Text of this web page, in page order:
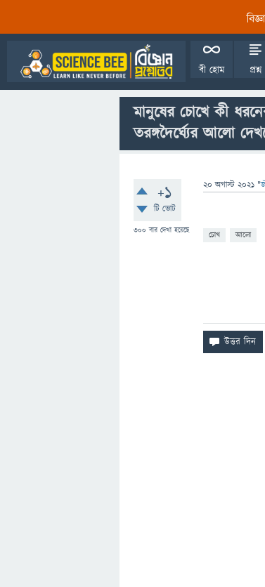
বী হোম প্রশ্ন
মানুষের চোখে কী
তরঙ্গদৈর্ঘ্যের আলো
+1
টি ভোট
300 বার দেখা হয়েছে
20 অগাস্ট 2021 "
চোখ আলো